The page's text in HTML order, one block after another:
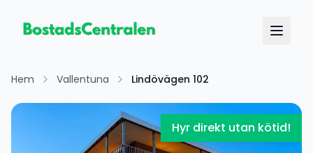
Hem Vallentuna Lindövägen 102
Hyr direkt utan kötid!